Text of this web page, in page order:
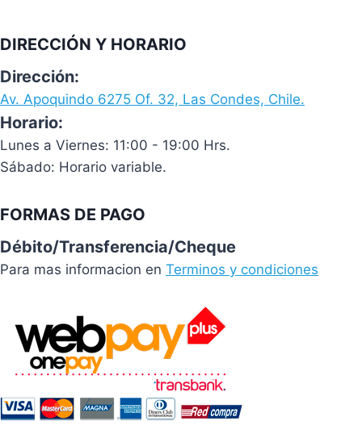
DIRECCIÓN Y HORARIO
Dirección:
Av. Apoquindo 6275 Of. 32, Las Condes, Chile.
Horario:
Lunes a Viernes: 11:00 - 19:00 Hrs.
Sábado: Horario variable.
FORMAS DE PAGO
Débito/Transferencia/Cheque
Para mas informacion en Terminos y condiciones